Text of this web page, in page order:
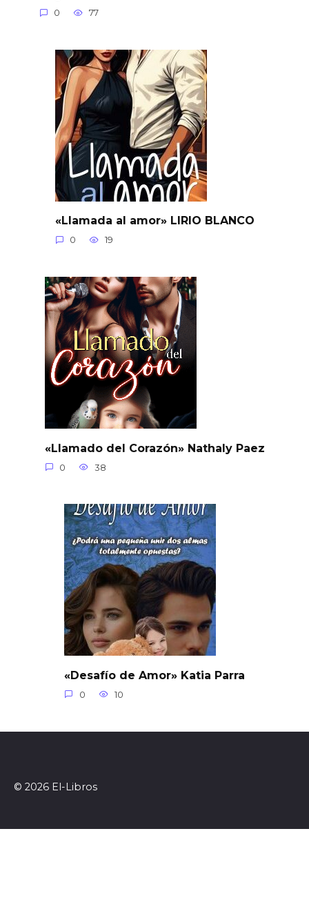
0 77
«Llamada al amor» LIRIO BLANCO
0 19
«Llamado del Corazón» Nathaly Paez
0 38
«Desafío de Amor» Katia Parra
0 10
© 2026 El-Libros